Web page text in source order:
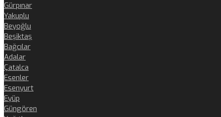
Gürpınar
Yakuplu
Beyoğlu
Beşiktaş
Bağcılar
Adalar
Çatalca
Esenler
Esenyurt
Eyüp
Güngören